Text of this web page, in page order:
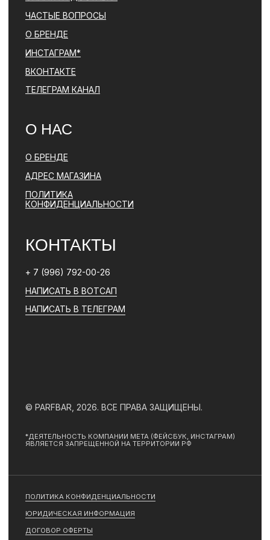
*ДЕЯТЕЛЬНОСТЬ КОМПАНИИ META (ФЕЙСБУК, ИНСТАГРАМ)
ЮРИДИЧЕСКАЯ ИНФОРМАЦИЯ
ДОГОВОР ОФЕРТЫ